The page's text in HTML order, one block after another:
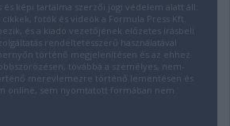
és képi tartalma szerzői jogi védelem alatt áll.
fotók és videók a Formula Press Kft.
és a kiadó vezetőjének előzetes írásbeli
rendeltetésszerű használatával
történő megjelenítésen és az ehhez
továbbá a személyes, nem-
merevlemezre történő lementésen és
online, sem nyomtatott formában nem